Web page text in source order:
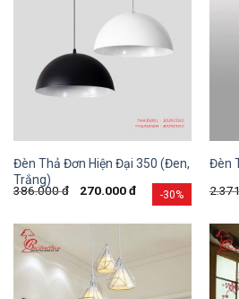
-30%
Đèn Thả Đơn Hiện Đại 350 (Đen,
Trắng)
386.000đ 270.000đ
Đèn